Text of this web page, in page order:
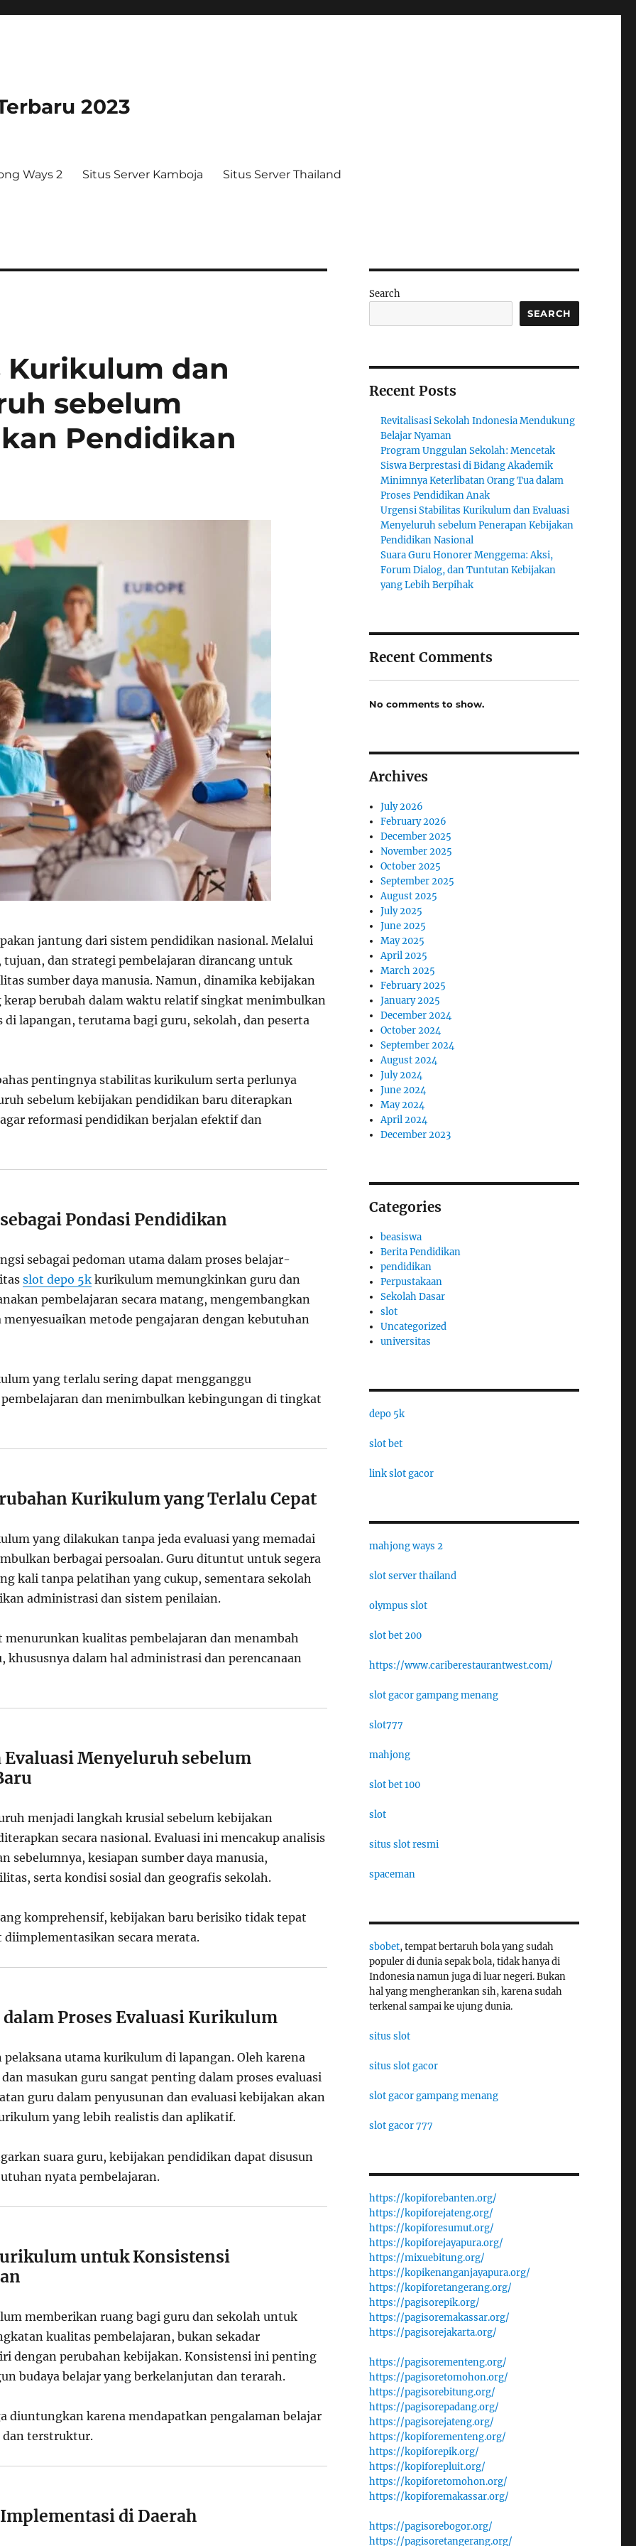
2023
Ways 2 Situs Server Kamboja Situs Server Thailand
Kurikulum dan
sebelum
Pendidikan
jantung dari sistem pendidikan nasional. Melalui
dan strategi pembelajaran dirancang untuk
sumber daya manusia. Namun, dinamika kebijakan
kerap berubah dalam waktu relatif singkat menimbulkan
di lapangan, terutama bagi guru, sekolah, dan peserta
pentingnya stabilitas kurikulum serta perlunya
sebelum kebijakan pendidikan baru diterapkan
reformasi pendidikan berjalan efektif dan
Pondasi Pendidikan
sebagai pedoman utama dalam proses belajar-
slot depo 5kkurikulum memungkinkan guru dan
pembelajaran secara matang, mengembangkan
menyesuaikan metode pengajaran dengan kebutuhan
yang terlalu sering dapat mengganggu
dan menimbulkan kebingungan di tingkat
Kurikulum yang Terlalu Cepat
yang dilakukan tanpa jeda evaluasi yang memadai
berbagai persoalan. Guru dituntut untuk segera
kali tanpa pelatihan yang cukup, sementara sekolah
administrasi dan sistem penilaian.
menurunkan kualitas pembelajaran dan menambah
khususnya dalam hal administrasi dan perencanaan
Menyeluruh sebelum
menjadi langkah krusial sebelum kebijakan
secara nasional. Evaluasi ini mencakup analisis
sebelumnya, kesiapan sumber daya manusia,
serta kondisi sosial dan geografis sekolah.
komprehensif, kebijakan baru berisiko tidak tepat
diimplementasikan secara merata.
dalam Proses Evaluasi Kurikulum
pelaksana utama kurikulum di lapangan. Oleh karena
masukan guru sangat penting dalam proses evaluasi
guru dalam penyusunan dan evaluasi kebijakan akan
yang lebih realistis dan aplikatif.
suara guru, kebijakan pendidikan dapat disusun
nyata pembelajaran.
untuk Konsistensi
memberikan ruang bagi guru dan sekolah untuk
kualitas pembelajaran, bukan sekadar
dengan perubahan kebijakan. Konsistensi ini penting
budaya belajar yang berkelanjutan dan terarah.
diuntungkan karena mendapatkan pengalaman belajar
dan terstruktur.
di Daerah
Search
SEARCH
Recent Posts
Revitalisasi Sekolah Indonesia Mendukung
Belajar Nyaman
Program Unggulan Sekolah: Mencetak
Siswa Berprestasi di Bidang Akademik
Minimnya Keterlibatan Orang Tua dalam
Proses Pendidikan Anak
Urgensi Stabilitas Kurikulum dan Evaluasi
Menyeluruh sebelum Penerapan Kebijakan
Pendidikan Nasional
Suara Guru Honorer Menggema: Aksi,
Forum Dialog, dan Tuntutan Kebijakan
yang Lebih Berpihak
Recent Comments
No comments to show.
Archives
July 2026
February 2026
December 2025
November 2025
October 2025
September 2025
August 2025
July 2025
June 2025
May 2025
April 2025
March 2025
February 2025
January 2025
December 2024
October 2024
September 2024
August 2024
July 2024
June 2024
May 2024
April 2024
December 2023
Categories
beasiswa
Berita Pendidikan
pendidikan
Perpustakaan
Sekolah Dasar
slot
Uncategorized
universitas
depo 5k
slot bet
link slot gacor
mahjong ways 2
slot server thailand
olympus slot
slot bet 200
https://www.cariberestaurantwest.com/
slot gacor gampang menang
slot777
mahjong
slot bet 100
slot
situs slot resmi
spaceman
sbobet, tempat bertaruh bola yang sudah
populer di dunia sepak bola, tidak hanya di
Indonesia namun juga di luar negeri. Bukan
hal yang mengherankan sih, karena sudah
terkenal sampai ke ujung dunia.
situs slot
situs slot gacor
slot gacor gampang menang
slot gacor 777
https://kopiforebanten.org/
https://kopiforejateng.org/
https://kopiforesumut.org/
https://kopiforejayapura.org/
https://mixuebitung.org/
https://kopikenanganjayapura.org/
https://kopiforetangerang.org/
https://pagisorepik.org/
https://pagisoremakassar.org/
https://pagisorejakarta.org/
https://pagisorementeng.org/
https://pagisoretomohon.org/
https://pagisorebitung.org/
https://pagisorepadang.org/
https://pagisorejateng.org/
https://kopiforementeng.org/
https://kopiforepik.org/
https://kopiforepluit.org/
https://kopiforetomohon.org/
https://kopiforemakassar.org/
https://pagisorebogor.org/
https://pagisoretangerang.org/